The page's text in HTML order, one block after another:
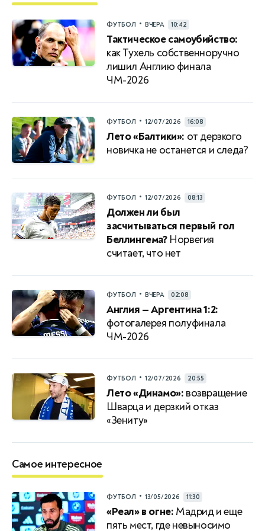
ФУТБОЛ • ВЧЕРА 10:42
Тактическое самоубийство:
как Тухель собственноручно
лишил Англию финала
ЧМ-2026
ФУТБОЛ • 12/07/2026 16:08
Лето «Балтики»: от дерзкого
новичка не останется и следа?
ФУТБОЛ • 12/07/2026 08:13
Должен ли был
засчитываться первый гол
Беллингема?Норвегия
считает, что нет
ФУТБОЛ • ВЧЕРА 02:08
Англия — Аргентина 1:2:
фотогалерея полуфинала
ЧМ-2026
ФУТБОЛ • 12/07/2026 20:55
Лето «Динамо»: возвращение
Шварца и дерзкий отказ
«Зениту»
Самое интересное
ФУТБОЛ • 13/05/2026 11:30
«Реал» в огне: Мадрид и еще
пять мест, где невыносимо